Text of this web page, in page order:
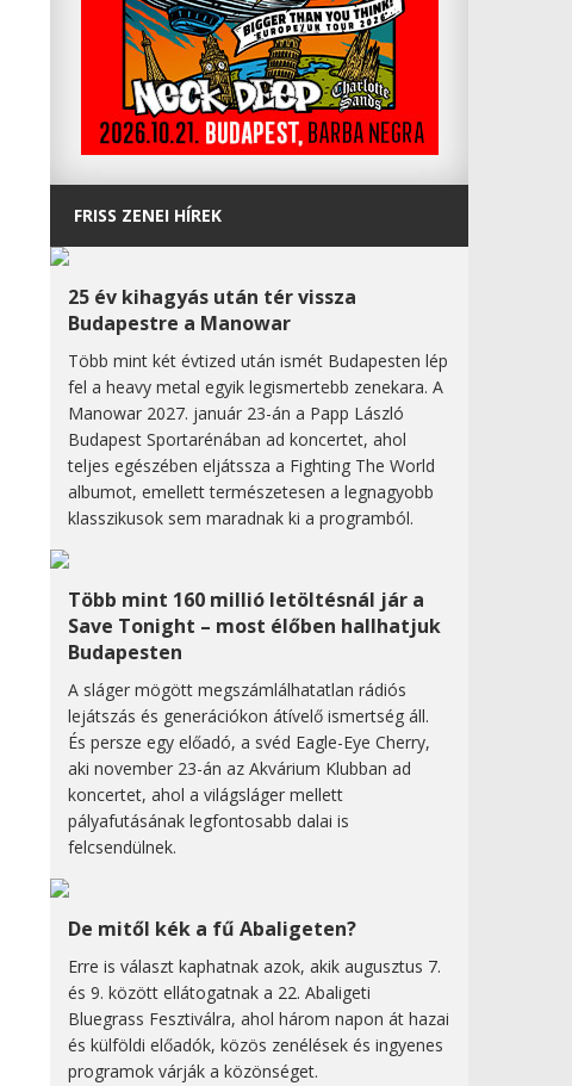
FRISS ZENEI HÍREK
25 év kihagyás után tér vissza
Budapestre a Manowar
Több mint két évtized után ismét Budapesten lép
fel a heavy metal egyik legismertebb zenekara. A
Manowar 2027. január 23-án a Papp László
Budapest Sportarénában ad koncertet, ahol
teljes egészében eljátssza a Fighting The World
albumot, emellett természetesen a legnagyobb
klasszikusok sem maradnak ki a programból.
Több mint 160 millió letöltésnál jár a
Save Tonight – most élőben hallhatjuk
Budapesten
A sláger mögött megszámlálhatatlan rádiós
lejátszás és generációkon átívelő ismertség áll.
És persze egy előadó, a svéd Eagle-Eye Cherry,
aki november 23-án az Akvárium Klubban ad
koncertet, ahol a világsláger mellett
pályafutásának legfontosabb dalai is
felcsendülnek.
De mitől kék a fű Abaligeten?
Erre is választ kaphatnak azok, akik augusztus 7.
és 9. között ellátogatnak a 22. Abaligeti
Bluegrass Fesztiválra, ahol három napon át hazai
és külföldi előadók, közös zenélések és ingyenes
programok várják a közönséget.